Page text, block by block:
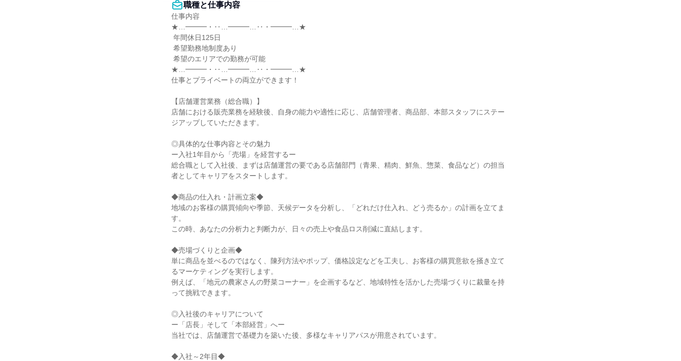
職種と仕事内容
仕事内容
★…━━━・‥…━━━…‥・━━━…★
★…━━━・‥…━━━…‥・━━━…★
仕事とプライベートの両立ができます！
【店舗運営業務（総合職）】
店舗における販売業務を経験後、自身の能力や適性に応じ、店舗管理者、商品部、本部スタッフにステー
ジアップしていただきます。
◎具体的な仕事内容とその魅力
ー入社1年目から「売場」を経営するー
総合職として入社後、まずは店舗運営の要である店舗部門（青果、精肉、鮮魚、惣菜、食品など）の担当
者としてキャリアをスタートします。
◆商品の仕入れ・計画立案◆
地域のお客様の購買傾向や季節、天候データを分析し、「どれだけ仕入れ、どう売るか」の計画を立てま
す。
この時、あなたの分析力と判断力が、日々の売上や食品ロス削減に直結します。
◆売場づくりと企画◆
単に商品を並べるのではなく、陳列方法やポップ、価格設定などを工夫し、お客様の購買意欲を掻き立て
るマーケティングを実行します。
例えば、「地元の農家さんの野菜コーナー」を企画するなど、地域特性を活かした売場づくりに裁量を持
って挑戦できます。
◎入社後のキャリアについて
ー「店長」そして「本部経営」へー
当社では、店舗運営で基礎力を築いた後、多様なキャリアパスが用意されています。
◆入社～2年目◆